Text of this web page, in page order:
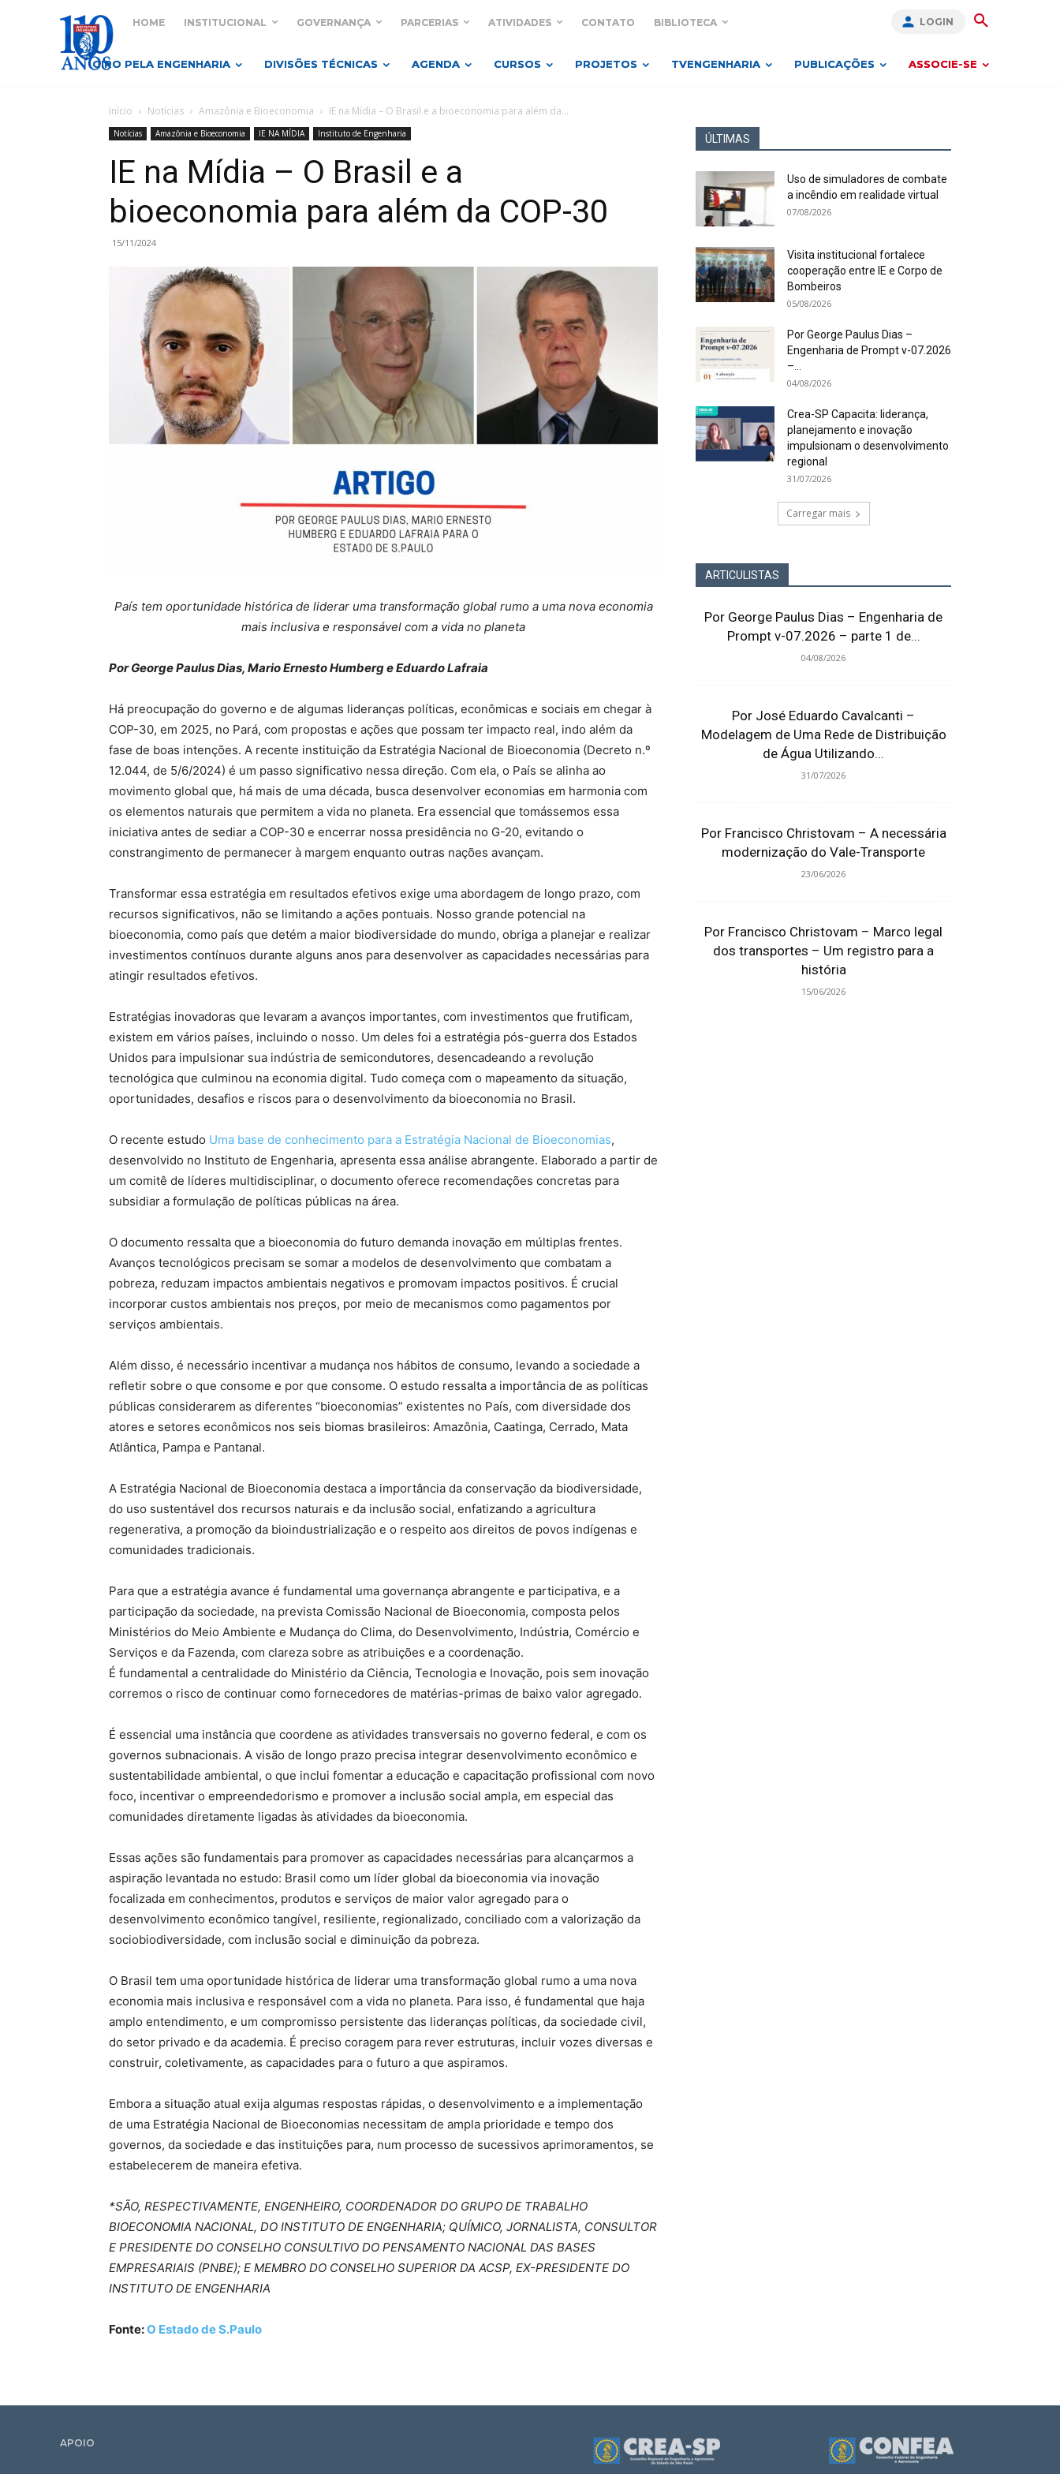
HOME INSTITUCIONAL GOVERNANÇA PARCERIAS ATIVIDADES CONTATO BIBLIOTECA LOGIN
GIRO PELA ENGENHARIA DIVISÕES TÉCNICAS AGENDA CURSOS PROJETOS TVENGENHARIA PUBLICAÇÕES ASSOCIE-SE
Início Notícias Amazônia e Bioeconomia IE na Mídia – O Brasil e a bioeconomia para além da...
Notícias Amazônia e Bioeconomia IE NA MÍDIA Instituto de Engenharia
IE na Mídia – O Brasil e a
bioeconomia para além da COP-30
15/11/2024
País tem oportunidade histórica de liderar uma transformação global rumo a uma nova economia
mais inclusiva e responsável com a vida no planeta
Por George Paulus Dias, Mario Ernesto Humberg e Eduardo Lafraia
Há preocupação do governo e de algumas lideranças políticas, econômicas e sociais em chegar à
COP-30, em 2025, no Pará, com propostas e ações que possam ter impacto real, indo além da
fase de boas intenções. A recente instituição da Estratégia Nacional de Bioeconomia (Decreto n.º
12.044, de 5/6/2024) é um passo significativo nessa direção. Com ela, o País se alinha ao
movimento global que, há mais de uma década, busca desenvolver economias em harmonia com
os elementos naturais que permitem a vida no planeta. Era essencial que tomássemos essa
iniciativa antes de sediar a COP-30 e encerrar nossa presidência no G-20, evitando o
constrangimento de permanecer à margem enquanto outras nações avançam.
Transformar essa estratégia em resultados efetivos exige uma abordagem de longo prazo, com
recursos significativos, não se limitando a ações pontuais. Nosso grande potencial na
bioeconomia, como país que detém a maior biodiversidade do mundo, obriga a planejar e realizar
investimentos contínuos durante alguns anos para desenvolver as capacidades necessárias para
atingir resultados efetivos.
Estratégias inovadoras que levaram a avanços importantes, com investimentos que frutificam,
existem em vários países, incluindo o nosso. Um deles foi a estratégia pós-guerra dos Estados
Unidos para impulsionar sua indústria de semicondutores, desencadeando a revolução
tecnológica que culminou na economia digital. Tudo começa com o mapeamento da situação,
oportunidades, desafios e riscos para o desenvolvimento da bioeconomia no Brasil.
O recente estudo Uma base de conhecimento para a Estratégia Nacional de Bioeconomias,
desenvolvido no Instituto de Engenharia, apresenta essa análise abrangente. Elaborado a partir de
um comitê de líderes multidisciplinar, o documento oferece recomendações concretas para
subsidiar a formulação de políticas públicas na área.
O documento ressalta que a bioeconomia do futuro demanda inovação em múltiplas frentes.
Avanços tecnológicos precisam se somar a modelos de desenvolvimento que combatam a
pobreza, reduzam impactos ambientais negativos e promovam impactos positivos. É crucial
incorporar custos ambientais nos preços, por meio de mecanismos como pagamentos por
serviços ambientais.
Além disso, é necessário incentivar a mudança nos hábitos de consumo, levando a sociedade a
refletir sobre o que consome e por que consome. O estudo ressalta a importância de as políticas
públicas considerarem as diferentes “bioeconomias” existentes no País, com diversidade dos
atores e setores econômicos nos seis biomas brasileiros: Amazônia, Caatinga, Cerrado, Mata
Atlântica, Pampa e Pantanal.
A Estratégia Nacional de Bioeconomia destaca a importância da conservação da biodiversidade,
do uso sustentável dos recursos naturais e da inclusão social, enfatizando a agricultura
regenerativa, a promoção da bioindustrialização e o respeito aos direitos de povos indígenas e
comunidades tradicionais.
Para que a estratégia avance é fundamental uma governança abrangente e participativa, e a
participação da sociedade, na prevista Comissão Nacional de Bioeconomia, composta pelos
Ministérios do Meio Ambiente e Mudança do Clima, do Desenvolvimento, Indústria, Comércio e
Serviços e da Fazenda, com clareza sobre as atribuições e a coordenação.
É fundamental a centralidade do Ministério da Ciência, Tecnologia e Inovação, pois sem inovação
corremos o risco de continuar como fornecedores de matérias-primas de baixo valor agregado.
É essencial uma instância que coordene as atividades transversais no governo federal, e com os
governos subnacionais. A visão de longo prazo precisa integrar desenvolvimento econômico e
sustentabilidade ambiental, o que inclui fomentar a educação e capacitação profissional com novo
foco, incentivar o empreendedorismo e promover a inclusão social ampla, em especial das
comunidades diretamente ligadas às atividades da bioeconomia.
Essas ações são fundamentais para promover as capacidades necessárias para alcançarmos a
aspiração levantada no estudo: Brasil como um líder global da bioeconomia via inovação
focalizada em conhecimentos, produtos e serviços de maior valor agregado para o
desenvolvimento econômico tangível, resiliente, regionalizado, conciliado com a valorização da
sociobiodiversidade, com inclusão social e diminuição da pobreza.
O Brasil tem uma oportunidade histórica de liderar uma transformação global rumo a uma nova
economia mais inclusiva e responsável com a vida no planeta. Para isso, é fundamental que haja
amplo entendimento, e um compromisso persistente das lideranças políticas, da sociedade civil,
do setor privado e da academia. É preciso coragem para rever estruturas, incluir vozes diversas e
construir, coletivamente, as capacidades para o futuro a que aspiramos.
Embora a situação atual exija algumas respostas rápidas, o desenvolvimento e a implementação
de uma Estratégia Nacional de Bioeconomias necessitam de ampla prioridade e tempo dos
governos, da sociedade e das instituições para, num processo de sucessivos aprimoramentos, se
estabelecerem de maneira efetiva.
*SÃO, RESPECTIVAMENTE, ENGENHEIRO, COORDENADOR DO GRUPO DE TRABALHO
BIOECONOMIA NACIONAL, DO INSTITUTO DE ENGENHARIA; QUÍMICO, JORNALISTA, CONSULTOR
E PRESIDENTE DO CONSELHO CONSULTIVO DO PENSAMENTO NACIONAL DAS BASES
EMPRESARIAIS (PNBE); E MEMBRO DO CONSELHO SUPERIOR DA ACSP, EX-PRESIDENTE DO
INSTITUTO DE ENGENHARIA
Fonte:O Estado de S.Paulo
ÚLTIMAS
Uso de simuladores de combate
a incêndio em realidade virtual
07/08/2026
Visita institucional fortalece
cooperação entre IE e Corpo de
Bombeiros
05/08/2026
Por George Paulus Dias –
Engenharia de Prompt v-07.2026
–...
04/08/2026
Crea-SP Capacita: liderança,
planejamento e inovação
impulsionam o desenvolvimento
regional
31/07/2026
Carregar mais
ARTICULISTAS
Por George Paulus Dias – Engenharia de
Prompt v-07.2026 – parte 1 de...
04/08/2026
Por José Eduardo Cavalcanti –
Modelagem de Uma Rede de Distribuição
de Água Utilizando...
31/07/2026
Por Francisco Christovam – A necessária
modernização do Vale-Transporte
23/06/2026
Por Francisco Christovam – Marco legal
dos transportes – Um registro para a
história
15/06/2026
APOIO